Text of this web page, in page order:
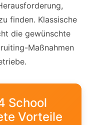
finden. Klassische
die gewünschte
Maßnahmen
School
Vorteile